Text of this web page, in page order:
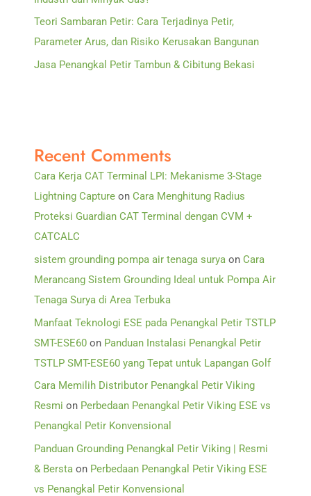
Teori Sambaran Petir: Cara Terjadinya Petir,
Parameter Arus, dan Risiko Kerusakan Bangunan
Jasa Penangkal Petir Tambun & Cibitung Bekasi
Recent Comments
Cara Kerja CAT Terminal LPI: Mekanisme 3-Stage
Lightning Capture on Cara Menghitung Radius
Proteksi Guardian CAT Terminal dengan CVM +
CATCALC
sistem grounding pompa air tenaga surya on Cara
Merancang Sistem Grounding Ideal untuk Pompa Air
Tenaga Surya di Area Terbuka
Manfaat Teknologi ESE pada Penangkal Petir TSTLP
SMT-ESE60 on Panduan Instalasi Penangkal Petir
TSTLP SMT-ESE60 yang Tepat untuk Lapangan Golf
Cara Memilih Distributor Penangkal Petir Viking
Resmi on Perbedaan Penangkal Petir Viking ESE vs
Penangkal Petir Konvensional
Panduan Grounding Penangkal Petir Viking | Resmi
& Bersta on Perbedaan Penangkal Petir Viking ESE
vs Penangkal Petir Konvensional